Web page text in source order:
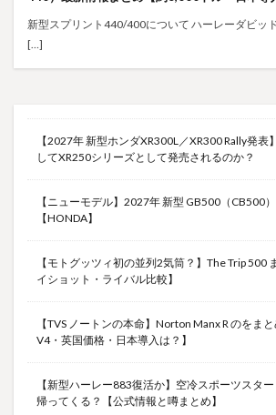
新型スプリント440/400について ハーレーダビッ
[…]
【2027年 新型ホンダXR300L／XR300 Rally発
してXR250シリーズとして発売されるのか？
【ニューモデル】2027年 新型 GB500（CB500
【HONDA】
【モトグッツィ初の並列2気筒？】The Trip 500
イショット・ライバル比較】
【TVS ノートンの本命】Norton Manx R のをま
V4・英国価格・日本導入は？】
【新型ハーレー883復活か】空冷スポーツスタ
帰ってくる？【公式情報と噂まとめ】